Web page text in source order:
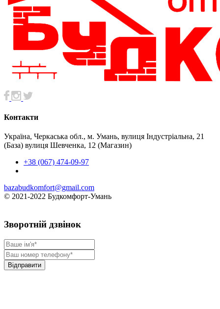
Контакти
Україна, Черкаська обл., м. Умань, вулиця Індустріальна, 21
(База) вулиця Шевченка, 12 (Магазин)
+38 (067) 474-09-97
bazabudkomfort@gmail.com
© 2021-2022 Будкомфорт-Умань
Зворотній дзвінок